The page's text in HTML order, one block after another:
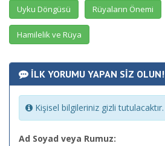
Uyku Döngüsü Rüyaların Önemi
Hamilelik ve Rüya
İLK YORUMU YAPAN SİZ OLUN!
Kişisel bilgileriniz gizli tutulacaktır.
Ad Soyad veya Rumuz: